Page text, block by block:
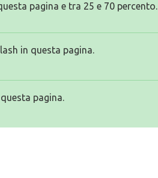
pagina e tra 25 e 70 percento.
in questa pagina.
pagina.